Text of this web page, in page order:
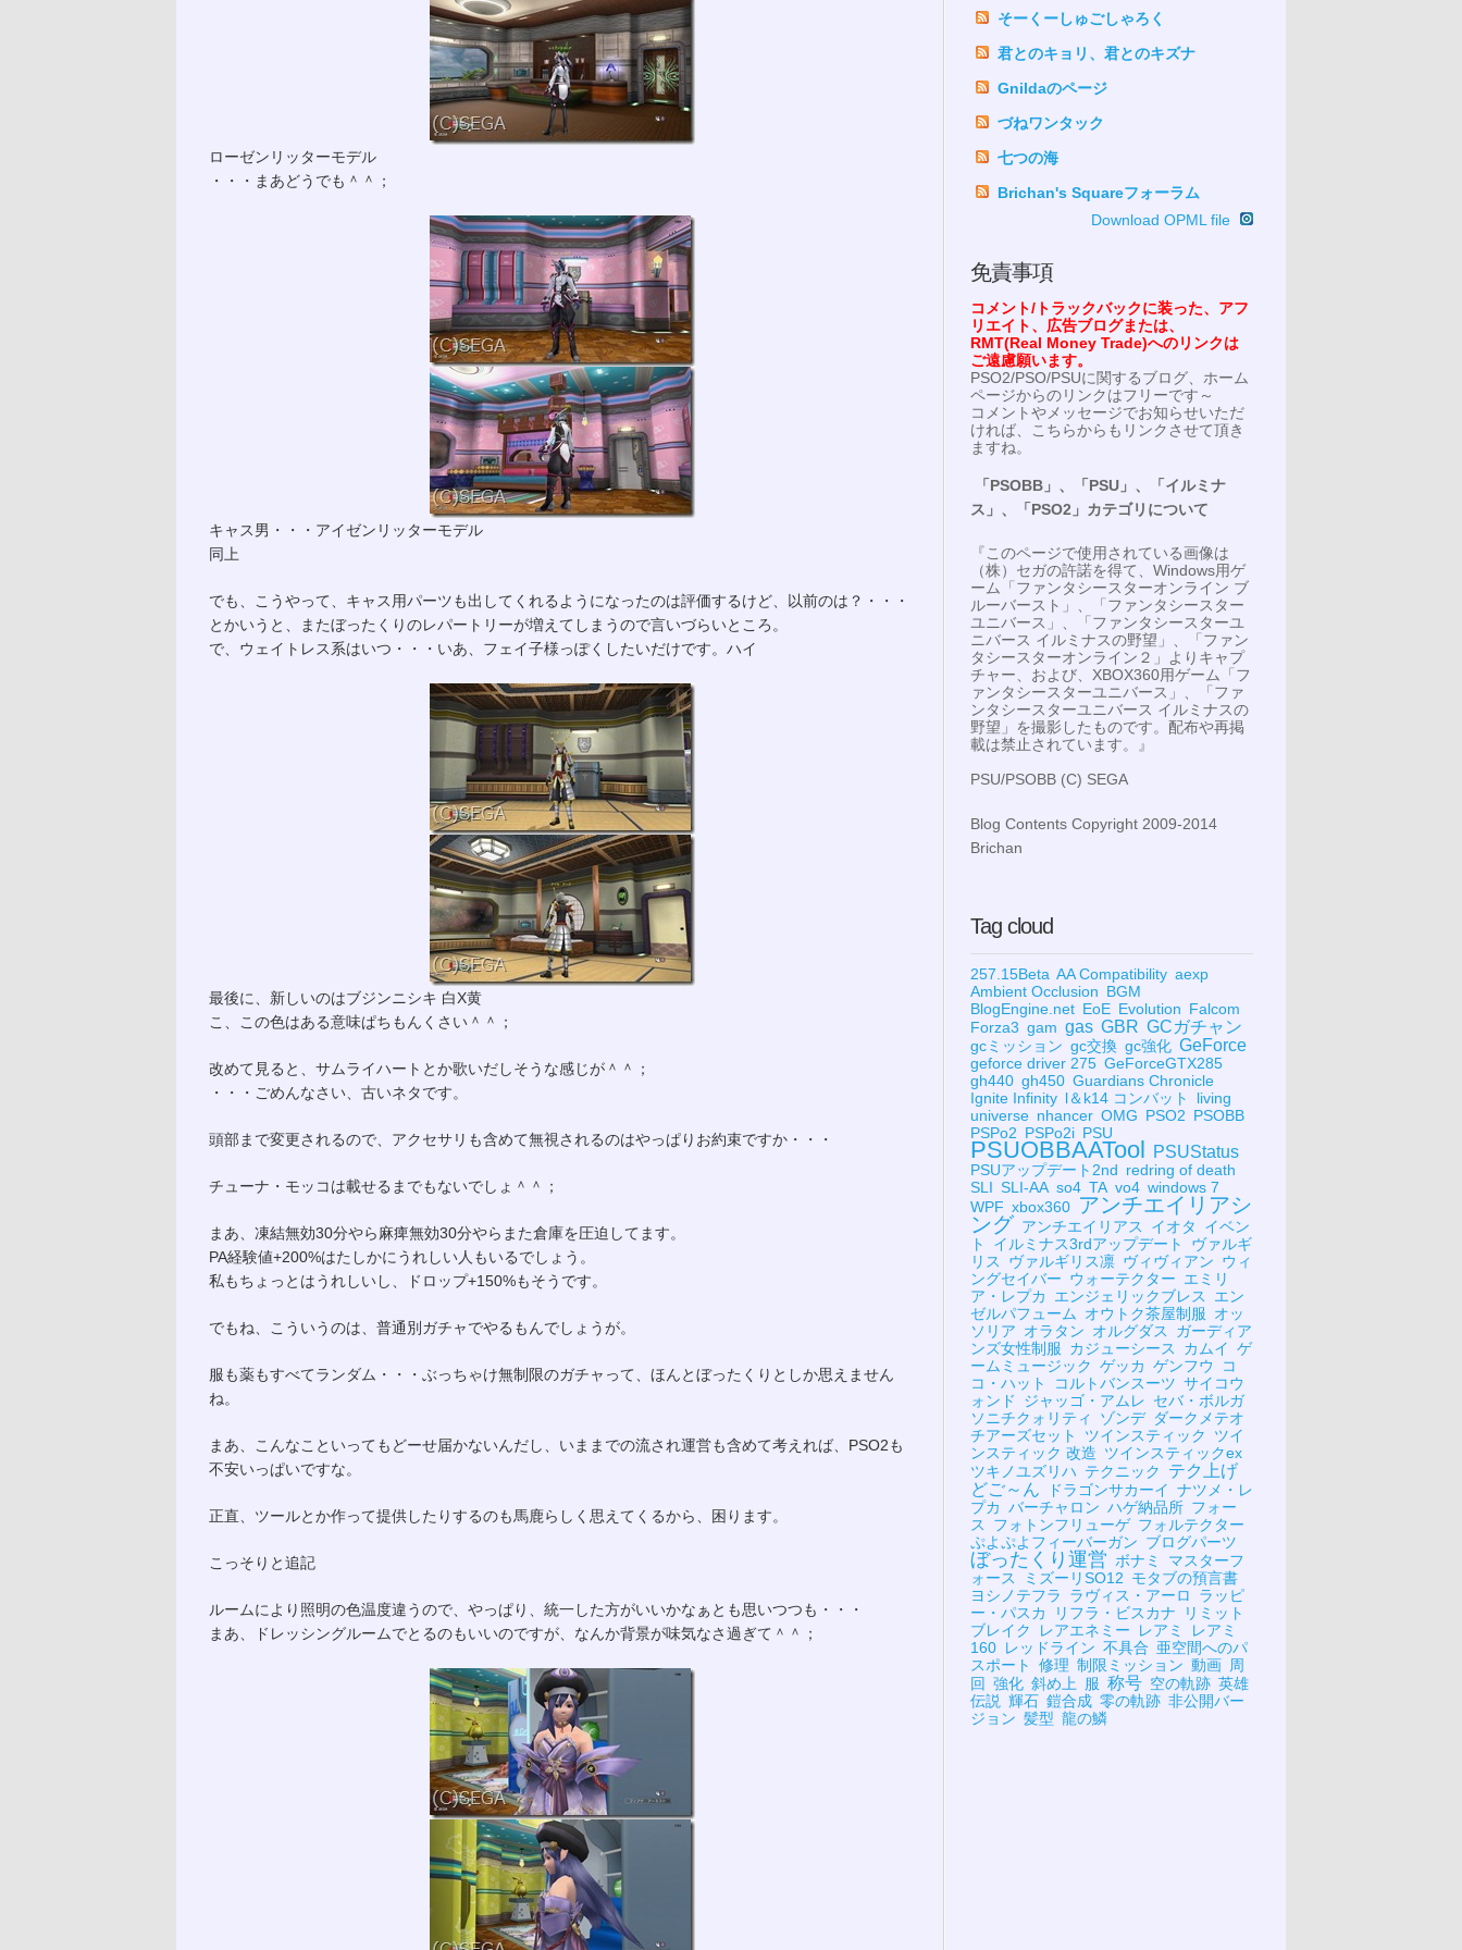
ローゼンリッターモデル
・・・まあどうでも＾＾；
キャス男・・・アイゼンリッターモデル
同上
でも、こうやって、キャス用パーツも出してくれるようになったのは評価するけど、以前のは？・・・
とかいうと、またぼったくりのレパートリーが増えてしまうので言いづらいところ。
で、ウェイトレス系はいつ・・・いあ、フェイ子様っぽくしたいだけです。ハイ
最後に、新しいのはブジンニシキ 白X黄
こ、この色はある意味ぱちもんくさい＾＾；
改めて見ると、サムライハートとか歌いだしそうな感じが＾＾；
・・・ごめんなさい、古いネタです。
頭部まで変更されるので、アクセサリも含めて無視されるのはやっぱりお約束ですか・・・
チューナ・モッコは載せるまでもないでしょ＾＾；
まあ、凍結無効30分やら麻痺無効30分やらまた倉庫を圧迫してます。
PA経験値+200%はたしかにうれしい人もいるでしょう。
私もちょっとはうれしいし、ドロップ+150%もそうです。
でもね、こういうのは、普通別ガチャでやるもんでしょうが。
服も薬もすべてランダム・・・ぶっちゃけ無制限のガチャって、ほんとぼったくりとしか思えません
ね。
まあ、こんなこといってもどーせ届かないんだし、いままでの流され運営も含めて考えれば、PSO2も
不安いっぱいですな。
正直、ツールとか作って提供したりするのも馬鹿らしく思えてくるから、困ります。
こっそりと追記
ルームにより照明の色温度違うので、やっぱり、統一した方がいいかなぁとも思いつつも・・・
まあ、ドレッシングルームでとるのもいいのですが、なんか背景が味気なさ過ぎて＾＾；
そーくーしゅごしゃろく
君とのキョリ、君とのキズナ
Gnildaのページ
づねワンタック
七つの海
Brichan's Squareフォーラム
Download OPML file
免責事項
コメント/トラックバックに装った、アフ
リエイト、広告ブログまたは、
RMT(Real Money Trade)へのリンクは
ご遠慮願います。
PSO2/PSO/PSUに関するブログ、ホーム
ページからのリンクはフリーです～
コメントやメッセージでお知らせいただ
ければ、こちらからもリンクさせて頂き
ますね。
「PSOBB」、「PSU」、「イルミナ
ス」、「PSO2」カテゴリについて
『このページで使用されている画像は
（株）セガの許諾を得て、Windows用ゲ
ーム「ファンタシースターオンライン ブ
ルーバースト」、「ファンタシースター
ユニバース」、「ファンタシースターユ
ニバース イルミナスの野望」、「ファン
タシースターオンライン２」よりキャプ
チャー、および、XBOX360用ゲーム「フ
ァンタシースターユニバース」、「ファ
ンタシースターユニバース イルミナスの
野望」を撮影したものです。配布や再掲
載は禁止されています。』
PSU/PSOBB (C) SEGA
Blog Contents Copyright 2009-2014
Brichan
Tag cloud
257.15Beta AA Compatibility aexp
Ambient Occlusion BGM
BlogEngine.net EoE Evolution Falcom
Forza3 gam gas GBR GCガチャン
gcミッション gc交換 gc強化 GeForce
geforce driver 275 GeForceGTX285
gh440 gh450 Guardians Chronicle
Ignite Infinity l＆k14 コンバット
living
universe nhancer OMG PSO2 PSOBB
PSPo2 PSPo2i PSU
PSUOBBAATool PSUStatus
PSUアップデート2nd redring of death
SLI SLI-AA so4 TA vo4 windows 7
WPF xbox360 アンチエイリアシ
ング アンチエイリアス イオタ
イベン
ト
イルミナス3rdアップデート
ヴァルギ
リス
ヴァルギリス凛 ヴィヴィアン ウィ
ングセイバー ウォーテクター エミリ
ア・レプカ
エンジェリックブレス
エン
ゼルパフューム
オウトク茶屋制服 オッ
ソリア オラタン オルグダス
ガーディア
ンズ女性制服 カジューシース カムイ ゲ
ームミュージック ゲッカ ゲンフウ
コ
コ・ハット
コルトバンスーツ サイコウ
ォンド
ジャッゴ・アムレ セバ・ボルガ
ソニチクォリティ
ゾンデ ダークメテオ
チアーズセット
ツインスティック
ツイ
ンスティック 改造 ツインスティックex
ツキノユズリハ テクニック
テク上げ
どご～ん
ドラゴンサカーイ ナツメ・レ
プカ バーチャロン ハゲ納品所 フォー
ス
フォトンフリューゲ フォルテクター
ぷよぷよフィーバーガン ブログパーツ
ぼったくり運営 ボナミ
マスターフ
ォース
ミズーリSO12 モタブの預言書
ヨシノテフラ
ラヴィス・アーロ
ラッピ
ー・パスカ
リフラ・ビスカナ
リミット
ブレイク
レアエネミー レアミ
レアミ
160 レッドライン 不具合 亜空間へのパ
スポート
修理 制限ミッション 動画 周
回 強化 斜め上 服 称号 空の軌跡 英雄
伝説 輝石 鎧合成 零の軌跡 非公開バー
ジョン 髪型 龍の鱗